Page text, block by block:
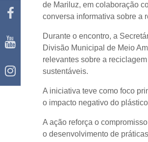
de Mariluz, em colaboração
conversa informativa sobre a
Durante o encontro, a
Divisão Municipal de Meio
relevantes sobre a
sustentáveis.
A iniciativa teve como foco
o impacto negativo do
A ação reforça o
o desenvolvimento de